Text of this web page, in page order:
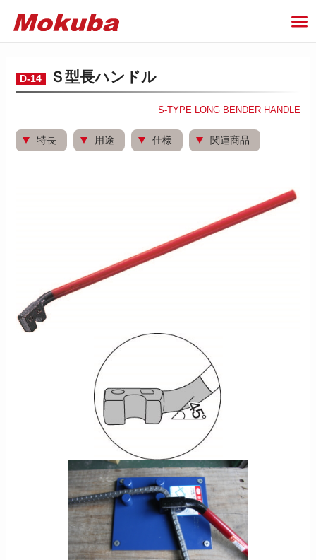
D-14 Ｓ型長ハンドル
S-TYPE LONG BENDER HANDLE
特長 用途 仕様 関連商品